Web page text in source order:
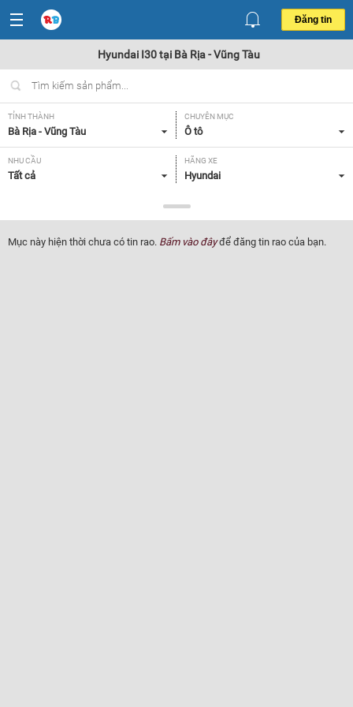
Đăng tin
Hyundai I30 tại Bà Rịa - Vũng Tàu
TỈNH THÀNH
Bà Rịa - Vũng Tàu
CHUYÊN MỤC
Ô tô
NHU CẦU
Tất cả
HÃNG XE
Hyundai
I30
NĂM SẢN XUẤT
Tất cả
GIÁ XE XUẤT XỨ
Mục này hiện thời chưa có tin rao. Bấm vào đâyđể đăng tin rao của bạn.